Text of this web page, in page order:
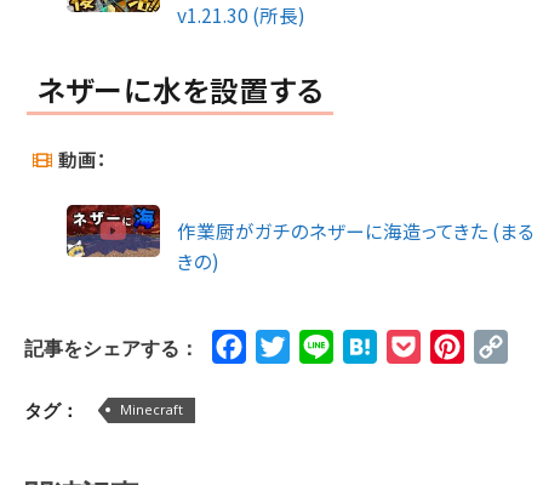
v1.21.30 (所長)
ネザーに水を設置する
動画：
作業厨がガチのネザーに海造ってきた (まる
きの)
記事をシェアする： FacebookTwitterLine HatenaPocket
タグ： Minecraft